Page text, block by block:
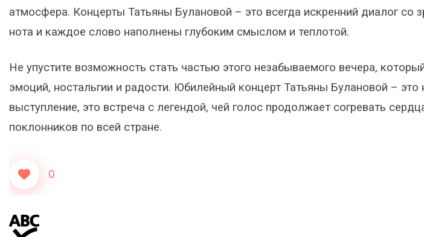
атмосфера. Концерты Татьяны Булановой – это всегда искренний диалог со
нота и каждое слово наполнены глубоким смыслом и теплотой.
Не упустите возможность стать частью этого незабываемого вечера,
эмоций, ностальгии и радости. Юбилейный концерт Татьяны Булановой – это
выступление, это встреча с легендой, чей голос продолжает согревать
поклонников по всей стране.
0